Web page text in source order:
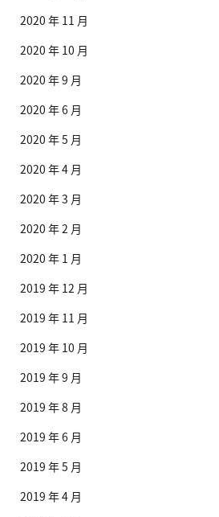
2020 年 11 月
2020 年 10 月
2020 年 9 月
2020 年 6 月
2020 年 5 月
2020 年 4 月
2020 年 3 月
2020 年 2 月
2020 年 1 月
2019 年 12 月
2019 年 11 月
2019 年 10 月
2019 年 9 月
2019 年 8 月
2019 年 6 月
2019 年 5 月
2019 年 4 月